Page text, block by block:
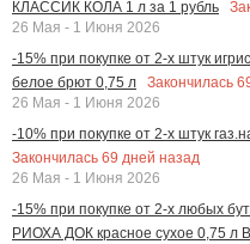
КЛАССИК КОЛА 1 л за 1 рубль
26 Мая - 1 Июня 2026
-15% при покупке от 2-х штук
белое брют 0,75 л
Закончилась
26 Мая - 1 Июня 2026
-10% при покупке от 2-х штук
Закончилась 69 дней назад
26 Мая - 1 Июня 2026
-15% при покупке от 2-х любых
РИОХА ДОК красное сухое